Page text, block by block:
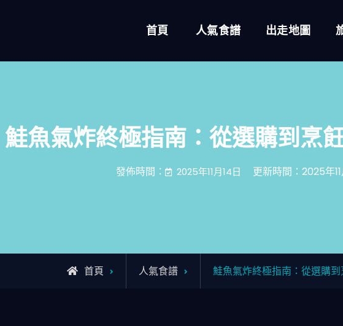
首頁 人氣食譜 出走地圖
鮭魚氣炸終極指南：從選購到烹
發佈時間： 2025年11月14日 更新時間：2025年
首頁 人氣食譜 鮭魚氣炸終極指南：從選購